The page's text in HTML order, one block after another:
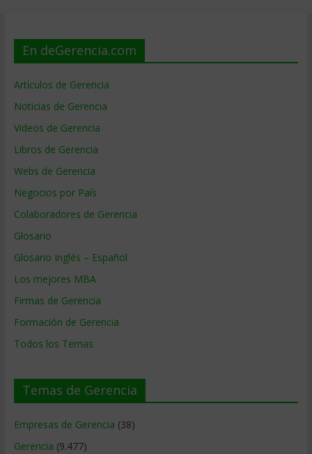
En deGerencia.com
Artículos de Gerencia
Noticias de Gerencia
Videos de Gerencia
Libros de Gerencia
Webs de Gerencia
Negocios por País
Colaboradores de Gerencia
Glosario
Glosario Inglés – Español
Los mejores MBA
Firmas de Gerencia
Formación de Gerencia
Todos los Temas
Temas de Gerencia
Empresas de Gerencia (38)
Gerencia (9.477)